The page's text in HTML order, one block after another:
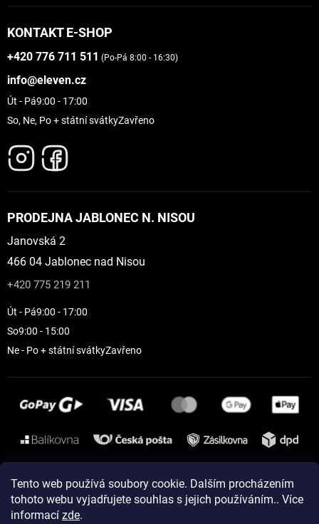
Tento web používá soubory cookie. Dalším procházením
tohoto webu vyjadřujete souhlas s jejich používáním.. Více
informací zde.
KONTAKT E-SHOP
+420 776 711 511 (Po-Pá 8:00 - 16:30)
info@eleven.cz
Út - Pá9:00 - 17:00
So, Ne, Po + státní svátkyZavřeno
PRODEJNA JABLONEC N. NISOU
Janovská 2
466 04 Jablonec nad Nisou
+420 775 219 211
Út - Pá9:00 - 17:00
So9:00 - 15:00
Ne - Po + státní svátkyZavřeno
Instagram